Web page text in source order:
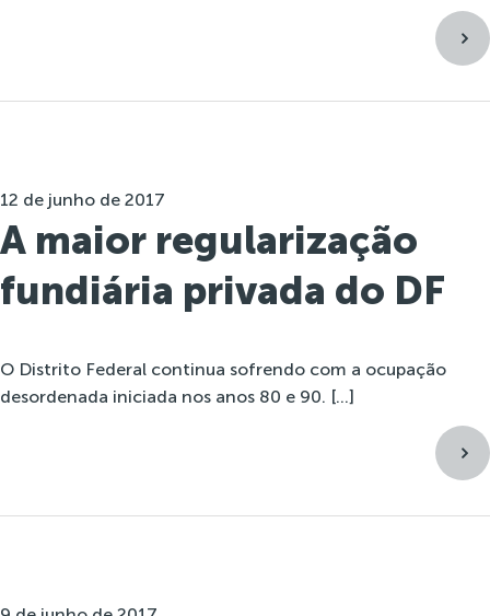
12 de junho de 2017
A maior regularização
fundiária privada do DF
O Distrito Federal continua sofrendo com a ocupação
desordenada iniciada nos anos 80 e 90. […]